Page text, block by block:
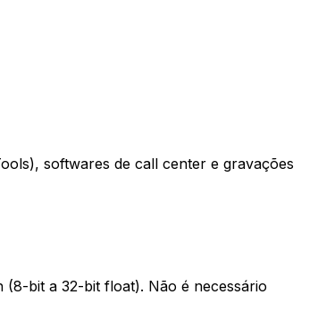
softwares de call center e gravações
(8-bit a 32-bit float). Não é necessário